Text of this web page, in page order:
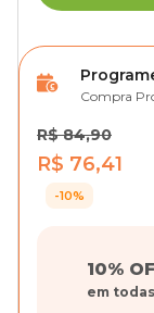
Compra
R$ 84,90
R$ 76,41
-10%
10%
em